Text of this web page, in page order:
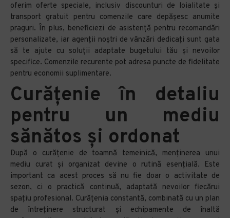
oferim oferte speciale, inclusiv discounturi de loialitate și
transport gratuit pentru comenzile care depășesc anumite
praguri. În plus, beneficiezi de asistență pentru recomandări
personalizate, iar agenții noștri de vânzări dedicați sunt gata
să te ajute cu soluții adaptate bugetului tău și nevoilor
specifice. Comenzile recurente pot adresa puncte de fidelitate
pentru economii suplimentare.
Curățenie în detaliu
pentru un mediu
sănătos și ordonat
După o curățenie de toamnă temeinică, menținerea unui
mediu curat și organizat devine o rutină esențială. Este
important ca acest proces să nu fie doar o activitate de
sezon, ci o practică continuă, adaptată nevoilor fiecărui
spațiu profesional. Curățenia constantă, combinată cu un plan
de întreținere structurat și echipamente de înaltă